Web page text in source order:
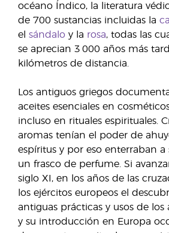
océano Índico, la literatura
de 700 sustancias incluidas la
el sándalo y la rosa, todas las
se aprecian 3 000 años más
kilómetros de distancia.
Los antiguos griegos
aceites esenciales en
incluso en rituales espirituales.
aromas tenían el poder de
espíritus y por eso enterraban a
un frasco de perfume. Si
siglo XI, en los años de las
los ejércitos europeos el
antiguas prácticas y usos de los
y su introducción en Europa